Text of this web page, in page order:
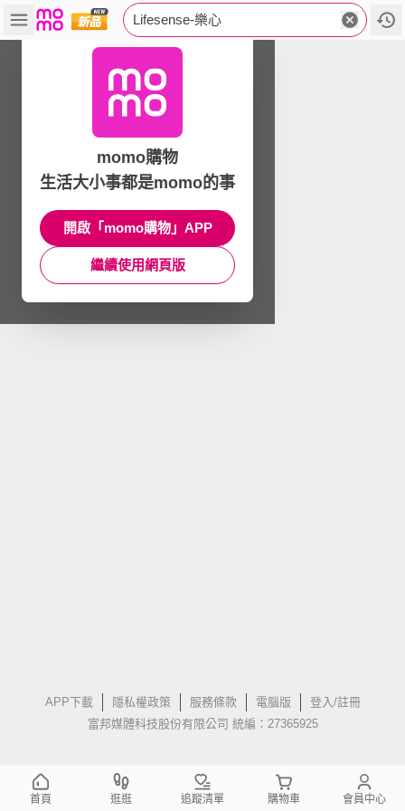
Lifesense-樂心
APP下載 隱私權政策 服務條款 電腦版
登入/註冊
富邦媒體科技股份有限公司 統編：27365925
momo購物
生活大小事都是momo的事
開啟「momo購物」APP
繼續使用網頁版
首頁 逛逛 追蹤清單 購物車 會員中心